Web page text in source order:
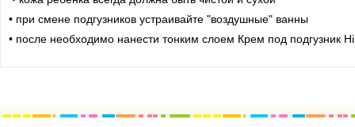
• при смене подгузников устраивайте "воздушные" ванны
• после необходимо нанести тонким слоем Крем под подгузник